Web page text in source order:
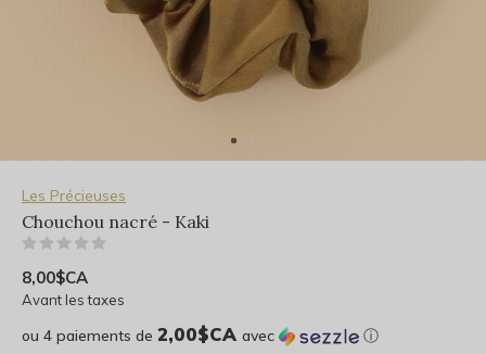
Les Précieuses
Chouchou nacré - Kaki
8,00$CA
Avant les taxes
ou 4 paiements de 2,00$CA avec ⓘ